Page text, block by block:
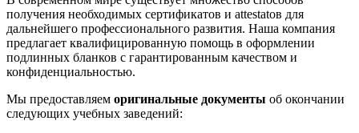
получения необходимых сертификатов и attestatов для
дальнейшего профессионального развития. Наша компания
предлагает квалифицированную помощь в оформлении
подлинных бланков с гарантированным качеством и
конфиденциальностью.
Мы предоставляем оригинальные документы об окончании
следующих учебных заведений: